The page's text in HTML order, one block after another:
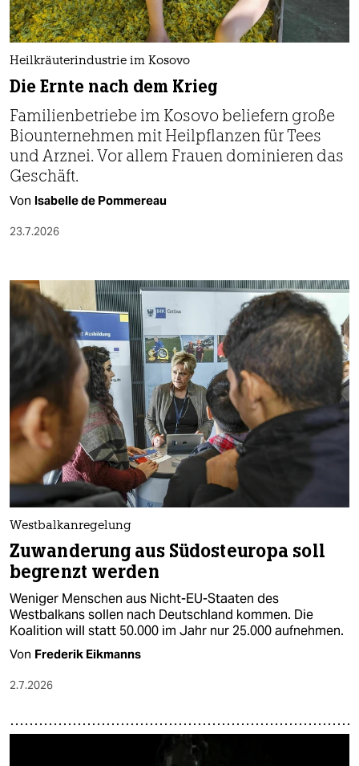
nord
wahrheit
verlag
verlag
veranstaltungen
shop
fragen & hilfe
abo
genossenschaft
epaper login
Heilkräuterindustrie im Kosovo
Die Ernte nach dem Krieg
Familienbetriebe im Kosovo beliefern große
Biounternehmen mit Heilpflanzen für Tees
und Arznei. Vor allem Frauen dominieren das
Geschäft.
Von Isabelle de Pommereau
23.7.2026
Westbalkanregelung
Zuwanderung aus Südosteuropa soll
begrenzt werden
Weniger Menschen aus Nicht-EU-Staaten des
Westbalkans sollen nach Deutschland kommen. Die
Koalition will statt 50.000 im Jahr nur 25.000 aufnehmen.
Von Frederik Eikmanns
2.7.2026